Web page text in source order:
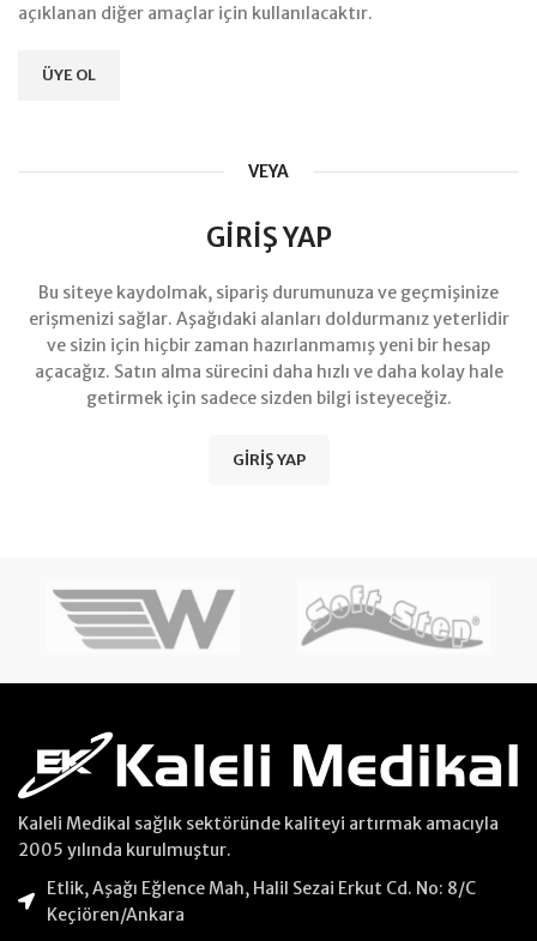
açıklanan diğer amaçlar için kullanılacaktır.
ÜYE OL
VEYA
GIRIŞ YAP
Bu siteye kaydolmak, sipariş durumunuza ve geçmişinize
erişmenizi sağlar. Aşağıdaki alanları doldurmanız yeterlidir
ve sizin için hiçbir zaman hazırlanmamış yeni bir hesap
açacağız. Satın alma sürecini daha hızlı ve daha kolay hale
getirmek için sadece sizden bilgi isteyeceğiz.
GIRIŞ YAP
Kaleli Medikal sağlık sektöründe kaliteyi artırmak amacıyla
2005 yılında kurulmuştur.
Etlik, Aşağı Eğlence Mah, Halil Sezai Erkut Cd. No: 8/C
Keçiören/Ankara